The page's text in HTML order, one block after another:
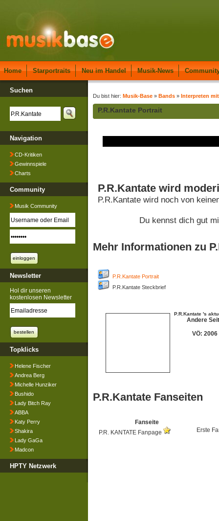
Home Starportraits Neu im Handel Musik-News
Suchen
Navigation
CD-Kritiken
Gewinnspiele
Charts
Community
Musik Community
Newsletter
Hol dir unseren
kostenlosen Newsletter
Topklicks
Helene Fischer
Andrea Berg
Michelle Hunziker
Bushido
Lady Bitch Ray
ABBA
Katy Perry
Shakira
Lady GaGa
Madcon
HPTY Netzwerk
Du bist hier: Musik-Base » Bands » Interpreten
P.R.Kantate Portrait
P.R.Kantate wird
P.R.Kantate wird noch von
Du kennst dich gut
Mehr Informationen zu
P.R.Kantate Portrait
P.R.Kantate Steckbrief
P.R.Kantate 's
Andere
VÖ: 2006
P.R.Kantate Fanseiten
Fanseite
P.R. KANTATE Fanpage
Erste